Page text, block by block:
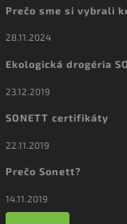
Prečo sme si vybrali
28.11.2024
Ekologická drogéria
23.12.2019
SONETT certifikáty
22.11.2019
Prečo Sonett?
14.11.2019